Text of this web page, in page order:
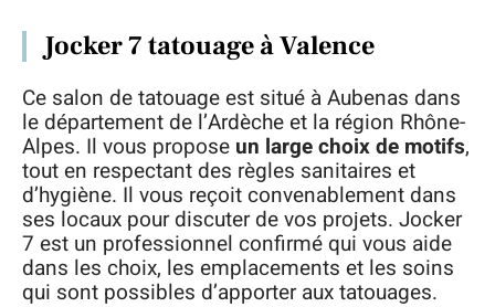
Jocker 7 tatouage à Valence
Ce salon de tatouage est situé à Aubenas dans
le département de l’Ardèche et la région Rhône-
Alpes. Il vous propose un large choix de motifs,
tout en respectant des règles sanitaires et
d’hygiène. Il vous reçoit convenablement dans
ses locaux pour discuter de vos projets. Jocker
7 est un professionnel confirmé qui vous aide
dans les choix, les emplacements et les soins
qui sont possibles d’apporter aux tatouages.